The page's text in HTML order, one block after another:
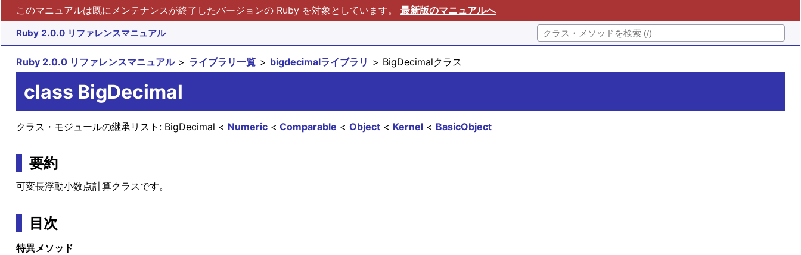
このマニュアルは既にメンテナンスが終了したバージョンの Ruby を対象としています。 最新版のマニュアルへ
Ruby 2.0.0 リファレンスマニュアル
Ruby 2.0.0 リファレンスマニュアル ライブラリ一覧 bigdecimalライブラリ BigDecimalクラス
class BigDecimal
クラス・モジュールの継承リスト: BasicObject
Kernel
Object
Comparable
Numeric
BigDecimal
要約
可変長浮動小数点計算クラスです。
目次
特異メソッド